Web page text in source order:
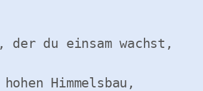
der du einsam wachst,
Himmelsbau,